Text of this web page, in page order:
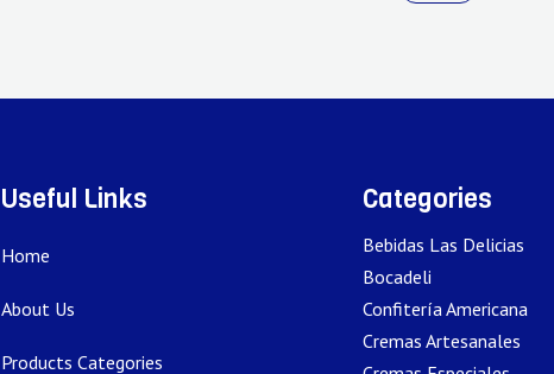
Useful Links
Home
About Us
Products Categories
Categories
Bebidas Las Delicias
Bocadeli
Confitería Americana
Cremas Artesanales